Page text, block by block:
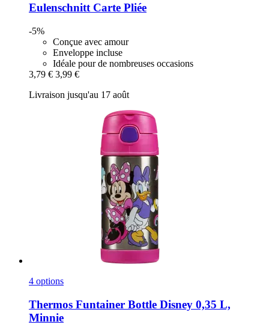
Eulenschnitt Carte Pliée
-5%
Conçue avec amour
Enveloppe incluse
Idéale pour de nombreuses occasions
3,79 € 3,99 €
Livraison jusqu'au 17 août
4 options
Thermos Funtainer Bottle Disney 0,35 L,
Minnie